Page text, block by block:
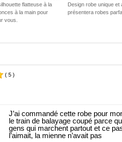
flatteuse à la
à la main pour
vous.
Design robe unique et
présentera robes
( 5 )
J’ai commandé cette robe pour
le train de balayage coupé parce
gens qui marchent partout et ce
l’aimait, la mienne n’avait pas